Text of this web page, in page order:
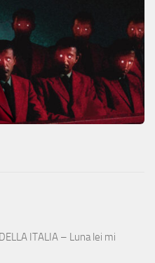
ITALIA – Luna lei mi